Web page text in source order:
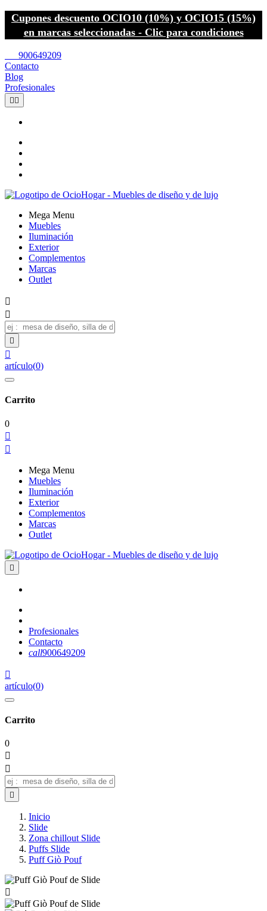
Cupones descuento OCIO10 (10%) y OCIO15 (15%)
en marcas seleccionadas - Clic para condiciones
900649209
Contacto
Blog
Profesionales
 
Mega Menu
Muebles
Iluminación
Exterior
Complementos
Marcas
Outlet




artículo(0)
Carrito
0


Mega Menu
Muebles
Iluminación
Exterior
Complementos
Marcas
Outlet

Profesionales
Contacto
call900649209

artículo(0)
Carrito
0



Inicio
Slide
Zona chillout Slide
Puffs Slide
Puff Giò Pouf
